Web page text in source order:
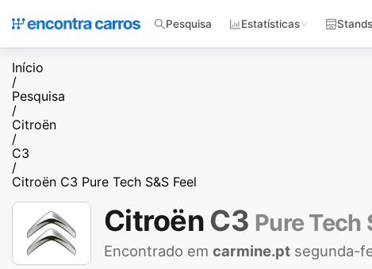
Pesquisa Estatísticas Stands
Início
/
Pesquisa
/
Citroën
/
C3
/
Citroën C3 Pure Tech S&S Feel
CitroënC3 Pure Tech
Encontrado em carmine.pt segunda-